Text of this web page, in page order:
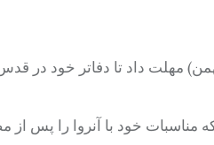
آنروا را پس از